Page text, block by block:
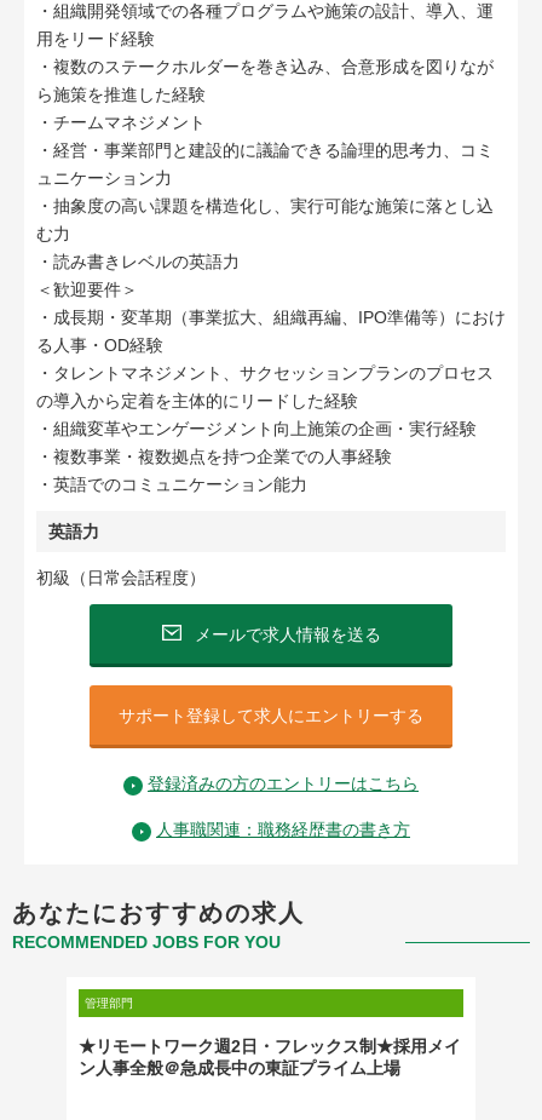
・組織開発領域での各種プログラムや施策の設計、導入、運
用をリード経験
・複数のステークホルダーを巻き込み、合意形成を図りなが
ら施策を推進した経験
・チームマネジメント
・経営・事業部門と建設的に議論できる論理的思考力、コミ
ュニケーション力
・抽象度の高い課題を構造化し、実行可能な施策に落とし込
む力
・読み書きレベルの英語力
＜歓迎要件＞
・成長期・変革期（事業拡大、組織再編、IPO準備等）におけ
る人事・OD経験
・タレントマネジメント、サクセッションプランのプロセス
の導入から定着を主体的にリードした経験
・組織変革やエンゲージメント向上施策の企画・実行経験
・複数事業・複数拠点を持つ企業での人事経験
・英語でのコミュニケーション能力
英語力
初級（日常会話程度）
メールで求人情報を送る
サポート登録して求人にエントリーする
登録済みの方のエントリーはこちら
人事職関連：職務経歴書の書き方
あなたにおすすめの求人
RECOMMENDED JOBS FOR YOU
管理部門
★リモートワーク週2日・フレックス制★採用メイ
ン人事全般＠急成長中の東証プライム上場